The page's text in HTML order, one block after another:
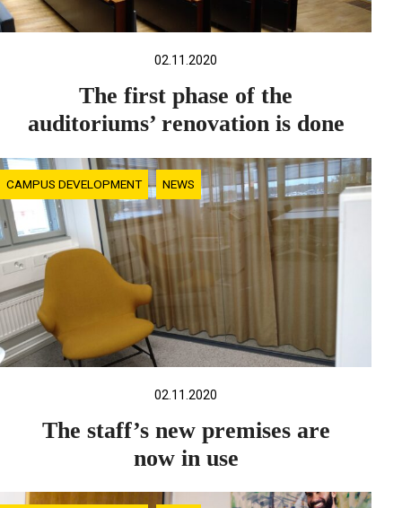
02.11.2020
The first phase of the
auditoriums’ renovation is done
CAMPUS DEVELOPMENT NEWS
02.11.2020
The staff’s new premises are
now in use